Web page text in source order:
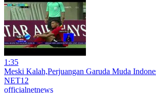
1:35
Meski Kalah,Perjuangan Garuda Muda
NET12
officialnetnews